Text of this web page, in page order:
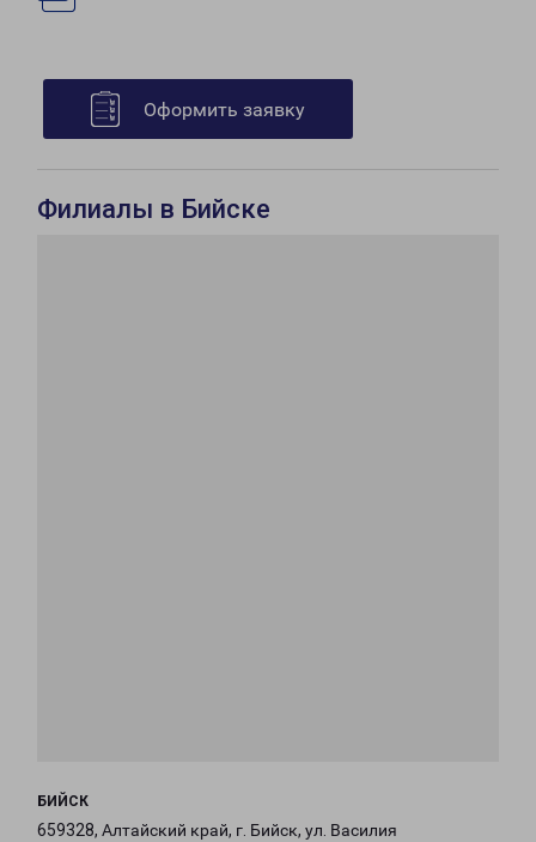
Оформить заявку
Филиалы в Бийске
БИЙСК
659328, Алтайский край, г. Бийск, ул. Василия